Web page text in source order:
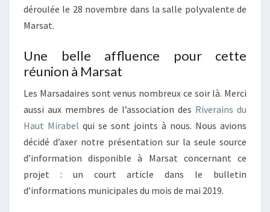
déroulée le 28 novembre dans la salle polyvalente de
Marsat.
Une belle affluence pour cette
réunion à Marsat
Les Marsadaires sont venus nombreux ce soir là. Merci
aussi aux membres de l’association des Riverains du
Haut Mirabel qui se sont joints à nous. Nous avions
décidé d’axer notre présentation sur la seule source
d’information disponible à Marsat concernant ce
projet : un court article dans le bulletin
d’informations municipales du mois de mai 2019.